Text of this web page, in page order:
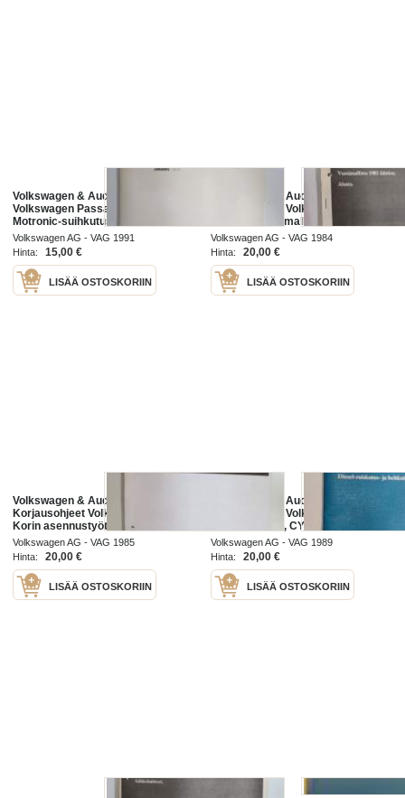
Volkswagen & Audi Service -
Volkswagen Passat 1988- KE-
Motronic-suihkutus- ja
sytytyslaitteisto (4-syl.) -service
booklet
Volkswagen AG - VAG 1991
Hinta:
15,00 €
LISÄÄ OSTOSKORIIN
Volkswagen & Audi Service -
Korjausohjeet Volkswagen Passat,
Santana vuosimallista 1981
lähtien, Alusta -service booklet
Volkswagen AG - VAG 1984
Hinta:
20,00 €
LISÄÄ OSTOSKORIIN
Volkswagen & Audi Service -
Korjausohjeet Volkswagen Passat,
Korin asennustyöt -service booklet
Volkswagen AG - VAG 1985
Hinta:
20,00 €
LISÄÄ OSTOSKORIIN
Volkswagen & Audi Service -
Korjausohjeet Volkswagen Passat
1981-1988 CR, CY, CK, Diesel-
ruiskutus- ja hehkutuslaitteisto -
service booklet
Volkswagen AG - VAG 1989
Hinta:
20,00 €
LISÄÄ OSTOSKORIIN